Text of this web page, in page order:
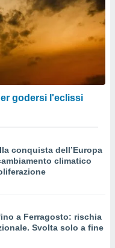
godersi l'eclissi
conquista dell’Europa
climatico
a Ferragosto: rischia
Svolta solo a fine